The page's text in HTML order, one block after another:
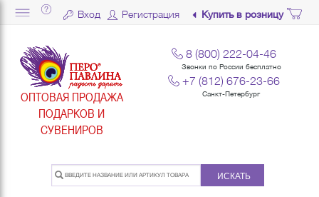
Вход Регистрация Купить в розницу
ОПТОВАЯ ПРОДАЖА
ПОДАРКОВ И
СУВЕНИРОВ
8 (800) 222-04-46
Звонки по России бесплатно
+7 (812) 676-23-66
Санкт-Петербург
ИСКАТЬ